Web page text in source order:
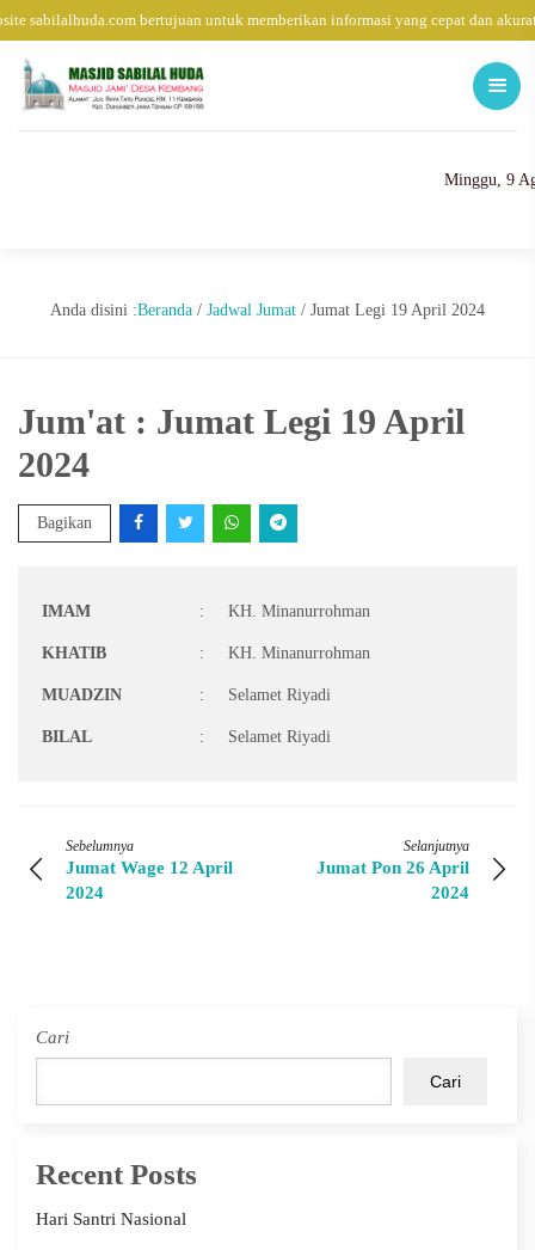
sabilalhuda.com bertujuan untuk memberikan informasi yang cepat dan
Minggu, 9
Anda disini :Beranda / Jadwal Jumat / Jumat Legi 19 April 2024
Jum'at : Jumat Legi 19 April
2024
Bagikan
IMAM : KH. Minanurrohman
KHATIB : KH. Minanurrohman
MUADZIN : Selamet Riyadi
BILAL : Selamet Riyadi
Sebelumnya
Jumat Wage 12 April
2024
Selanjutnya
Jumat Pon 26 April
2024
Cari
Cari
Recent Posts
Hari Santri Nasional